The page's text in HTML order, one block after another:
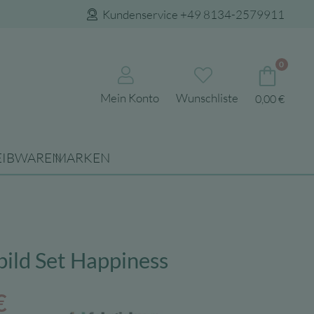
Kundenservice +49 8134-2579911
Mein Konto Wunschliste
0
0,00€
MARKEN
Set Happiness